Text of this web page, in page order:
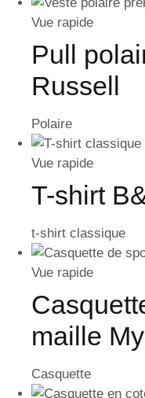
Vue rapide
Pull
Russell
Polaire
Vue rapide
T-shirt
t-shirt classique
Vue rapide
maille
Casquette